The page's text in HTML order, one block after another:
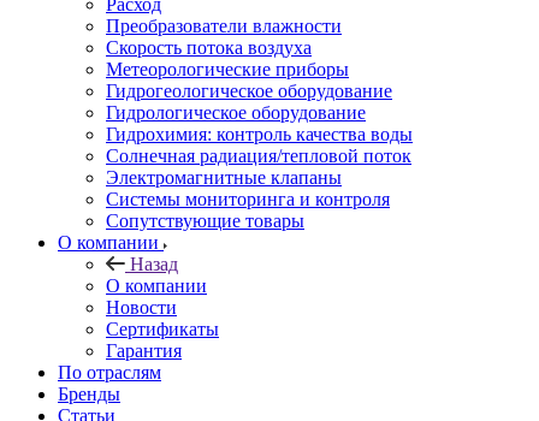
Расход
Преобразователи влажности
Скорость потока воздуха
Метеорологические приборы
Гидрогеологическое оборудование
Гидрологическое оборудование
Гидрохимия: контроль качества воды
Солнечная радиация/тепловой поток
Электромагнитные клапаны
Системы мониторинга и контроля
Сопутствующие товары
О компании
Назад
О компании
Новости
Сертификаты
Гарантия
По отраслям
Бренды
Статьи